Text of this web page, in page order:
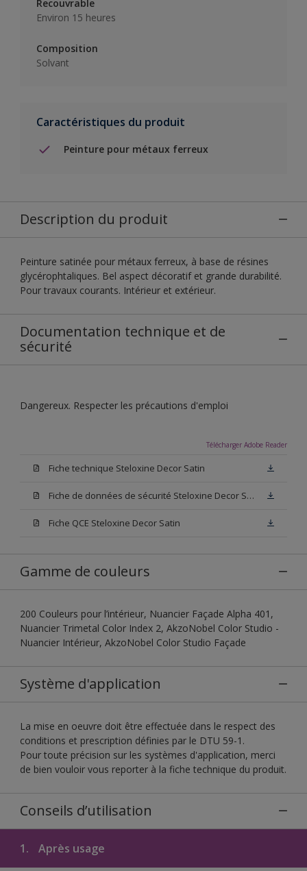
Recouvrable
Environ 15 heures
Composition
Solvant
Caractéristiques du produit
Peinture pour métaux ferreux
Description du produit
Peinture satinée pour métaux ferreux, à base de résines
glycérophtaliques. Bel aspect décoratif et grande durabilité.
Pour travaux courants. Intérieur et extérieur.
Documentation technique et de
sécurité
Dangereux. Respecter les précautions d'emploi
Télécharger Adobe Reader
Fiche technique Steloxine Decor Satin
Fiche de données de sécurité Steloxine Decor Satin
Fiche QCE Steloxine Decor Satin
Gamme de couleurs
200 Couleurs pour l’intérieur, Nuancier Façade Alpha 401,
Nuancier Trimetal Color Index 2, AkzoNobel Color Studio -
Nuancier Intérieur, AkzoNobel Color Studio Façade
Système d'application
La mise en oeuvre doit être effectuée dans le respect des
conditions et prescription définies par le DTU 59-1.
Pour toute précision sur les systèmes d'application, merci
de bien vouloir vous reporter à la fiche technique du produit.
Conseils d’utilisation
1. Après usage